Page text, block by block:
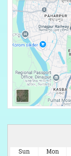
Sun Mon